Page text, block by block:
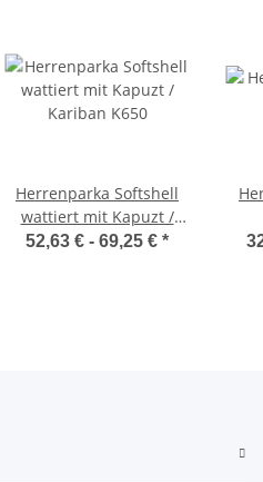
Herrenparka Softshell
wattiert mit Kapuzt /
Kariban K650
52,63 € - 69,25 € *